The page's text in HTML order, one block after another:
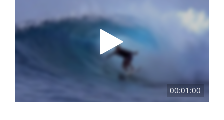
00:01:00